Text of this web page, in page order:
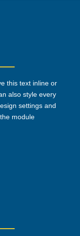
this text inline or
also style every
settings and
module